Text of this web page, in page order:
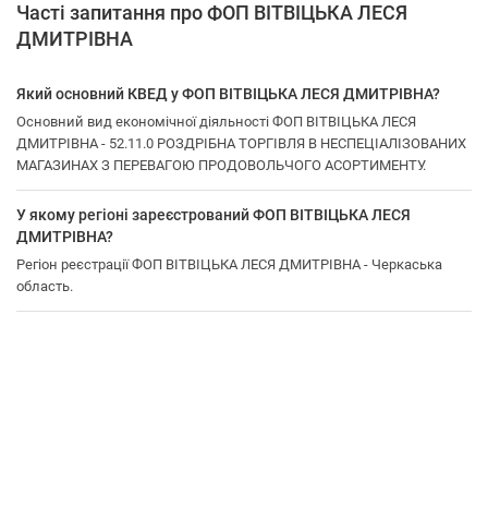
Часті запитання про ФОП ВІТВІЦЬКА ЛЕСЯ
ДМИТРІВНА
Який основний КВЕД у ФОП ВІТВІЦЬКА ЛЕСЯ ДМИТРІВНА?
Основний вид економічної діяльності ФОП ВІТВІЦЬКА ЛЕСЯ
ДМИТРІВНА - 52.11.0 РОЗДРІБНА ТОРГІВЛЯ В НЕСПЕЦІАЛІЗОВАНИХ
МАГАЗИНАХ З ПЕРЕВАГОЮ ПРОДОВОЛЬЧОГО АСОРТИМЕНТУ.
У якому регіоні зареєстрований ФОП ВІТВІЦЬКА ЛЕСЯ
ДМИТРІВНА?
Регіон реєстрації ФОП ВІТВІЦЬКА ЛЕСЯ ДМИТРІВНА - Черкаська
область.